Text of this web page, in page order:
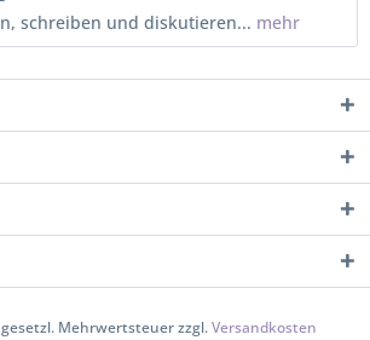
schreiben und diskutieren... mehr
Mehrwertsteuer zzgl.Versandkosten